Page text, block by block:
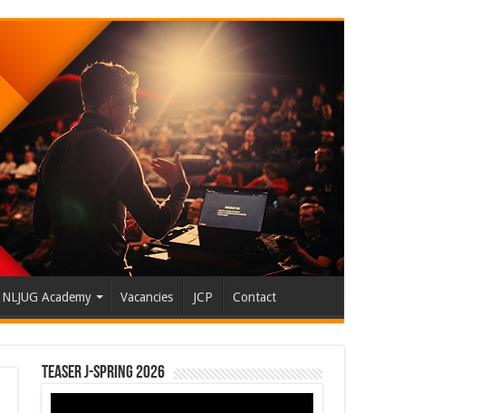
NLJUG Academy Vacancies JCP Contact
Teaser J-Spring 2026